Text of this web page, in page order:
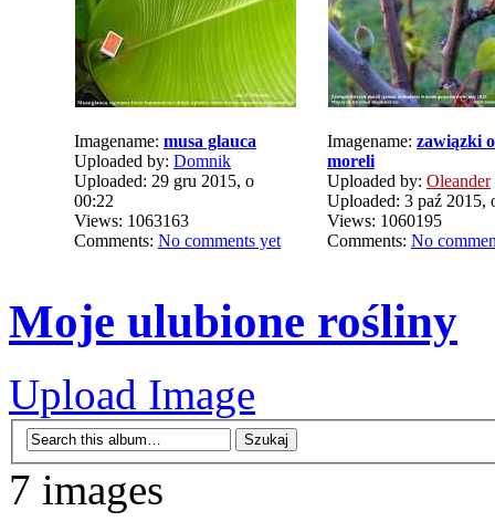
Imagename: musa glauca
Uploaded by: Domnik
Uploaded: 29 gru 2015, o
00:22
Views: 1063163
Comments: No comments yet
Imagename: zawiązki
moreli
Uploaded by: Oleander
Uploaded: 3 paź 2015,
Views: 1060195
Comments: No
Moje ulubione rośliny
Upload Image
7 images